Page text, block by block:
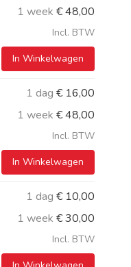
1 week €48,00
Incl. BTW
In Winkelwagen
1 dag € 16,00
1 week €48,00
Incl. BTW
In Winkelwagen
1 dag € 10,00
1 week €30,00
Incl. BTW